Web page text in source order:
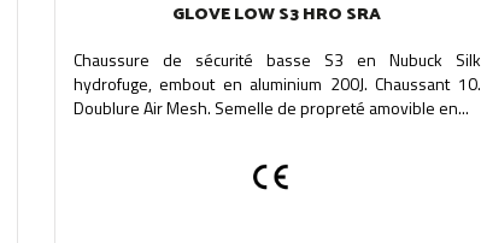
GLOVE LOW S3 HRO SRA
Chaussure de sécurité basse S3 en Nubuck Silk
hydrofuge, embout en aluminium 200J. Chaussant 10.
Doublure Air Mesh. Semelle de propreté amovible en...